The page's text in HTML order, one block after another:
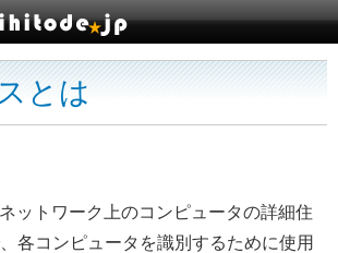
とは
ットワーク上のコンピュータの詳細住
各コンピュータを識別するために使用